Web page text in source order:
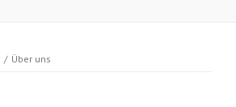
/ Über uns